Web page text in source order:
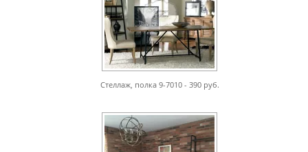
Стеллаж, полка 9-7010 - 390 руб.